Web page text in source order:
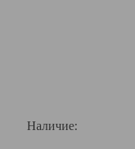
Наличие: